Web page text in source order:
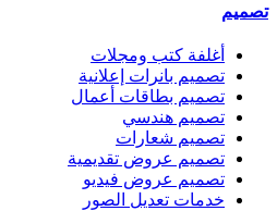
تصميم
أغلفة كتب ومجلات
تصميم بانرات إعلانية
تصميم بطاقات أعمال
تصميم هندسي
تصميم شعارات
تصميم عروض تقديمية
تصميم عروض فيديو
خدمات تعديل الصور